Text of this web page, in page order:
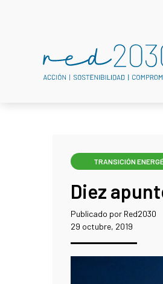
TRANSICIÓN
Diez
Publicado por Red2030
29 octubre, 2019